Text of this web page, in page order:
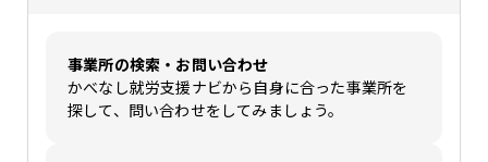
事業所の検索・お問い合わせ
かべなし就労支援ナビから自身に合った事業所を
探して、問い合わせをしてみましょう。